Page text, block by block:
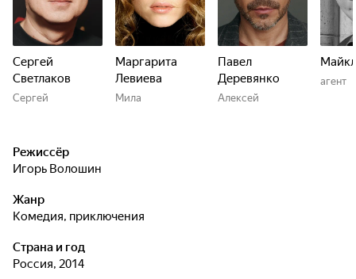
Сергей
Светлаков
Сергей
Маргарита
Левиева
Мила
Павел
Деревянко
Алексей
агент
Режиссёр
Игорь Волошин
Жанр
комедия, приключения
Страна и год
Россия, 2014